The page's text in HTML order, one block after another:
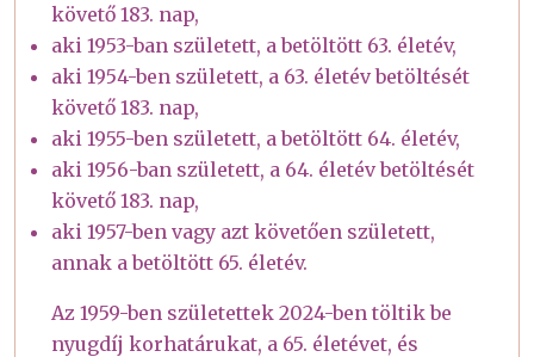
követő 183. nap,
aki 1953-ban született, a betöltött 63. életév,
aki 1954-ben született, a 63. életév betöltését
követő 183. nap,
aki 1955-ben született, a betöltött 64. életév,
aki 1956-ban született, a 64. életév betöltését
követő 183. nap,
aki 1957-ben vagy azt követően született,
annak a betöltött 65. életév.
Az 1959-ben születettek 2024-ben töltik be
nyugdíj korhatárukat, a 65. életévet, és